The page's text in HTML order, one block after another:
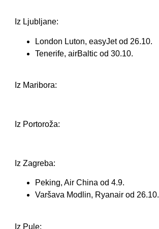
Iz Ljubljane:
London Luton, easyJet od 26.10.
Tenerife, airBaltic od 30.10.
Iz Maribora:
Iz Portoroža:
Iz Zagreba:
Peking, Air China od 4.9.
Varšava Modlin, Ryanair od 26.10.
Iz Pule: